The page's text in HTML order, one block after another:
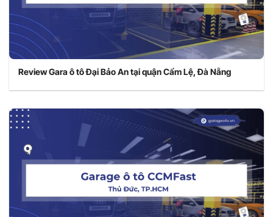
Review Gara ô tô Đại Bảo An tại quận Cẩm Lệ, Đà Nẵng